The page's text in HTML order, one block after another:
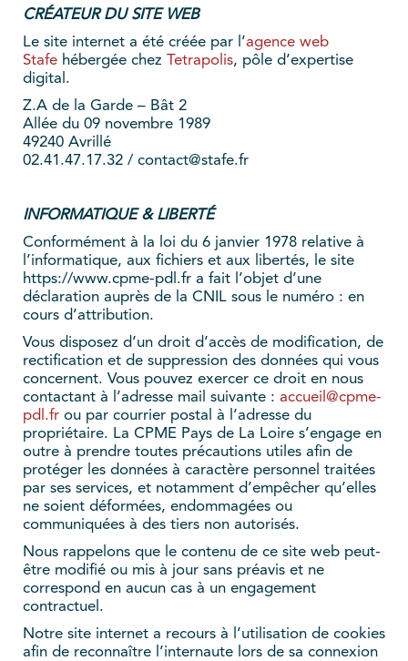
CRÉATEUR DU SITE WEB
Le site internet a été créée par l’agence web
Stafe hébergée chez Tetrapolis, pôle d’expertise
digital.
Z.A de la Garde – Bât 2
Allée du 09 novembre 1989
49240 Avrillé
02.41.47.17.32 / contact@stafe.fr
INFORMATIQUE & LIBERTÉ
Conformément à la loi du 6 janvier 1978 relative à
l’informatique, aux fichiers et aux libertés, le site
https://www.cpme-pdl.fr a fait l’objet d’une
déclaration auprès de la CNIL sous le numéro : en
cours d’attribution.
Vous disposez d’un droit d’accès de modification, de
rectification et de suppression des données qui vous
concernent. Vous pouvez exercer ce droit en nous
contactant à l’adresse mail suivante : accueil@cpme-
pdl.fr ou par courrier postal à l’adresse du
propriétaire. La CPME Pays de La Loire s’engage en
outre à prendre toutes précautions utiles afin de
protéger les données à caractère personnel traitées
par ses services, et notamment d’empêcher qu’elles
ne soient déformées, endommagées ou
communiquées à des tiers non autorisés.
Nous rappelons que le contenu de ce site web peut-
être modifié ou mis à jour sans préavis et ne
correspond en aucun cas à un engagement
contractuel.
Notre site internet a recours à l’utilisation de cookies
afin de reconnaître l’internaute lors de sa connexion